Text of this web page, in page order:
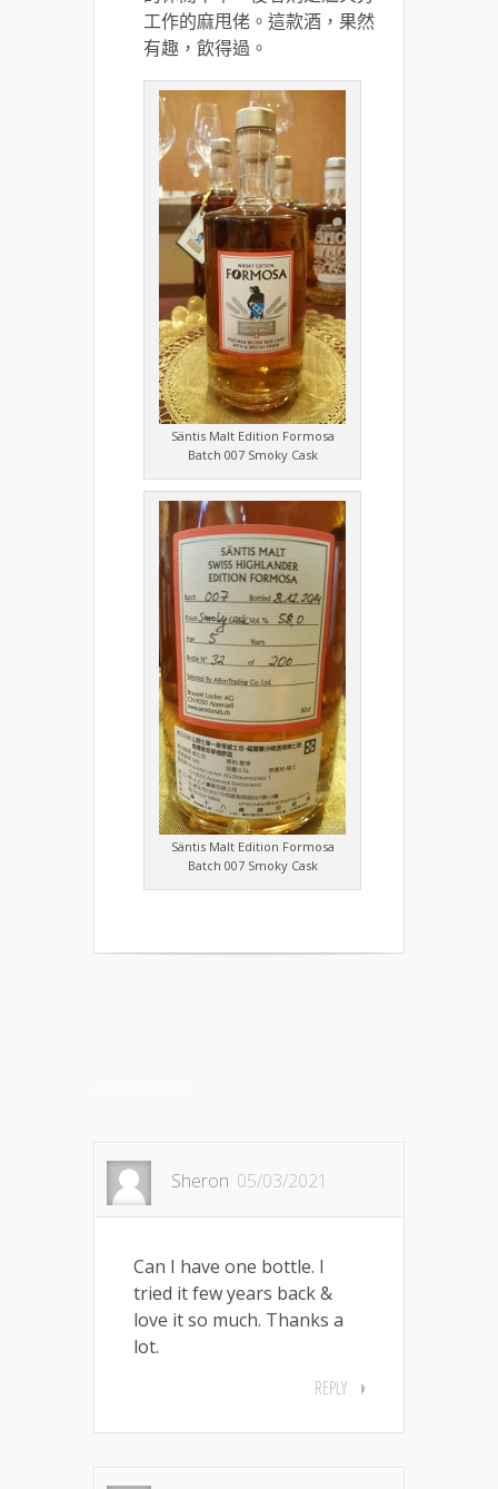
工作的麻甩佬。這款酒，果然
有趣，飲得過。
Säntis Malt Edition Formosa
Batch 007 Smoky Cask
Säntis Malt Edition Formosa
Batch 007 Smoky Cask
Sheron 05/03/2021
Can I have one bottle. I
tried it few years back &
love it so much. Thanks a
lot.
REPLY